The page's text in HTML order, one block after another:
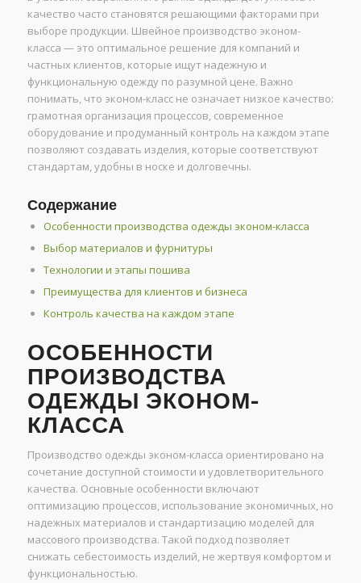
качество часто становятся решающими факторами при
выборе продукции. Швейное производство эконом-
класса — это оптимальное решение для компаний и
частных клиентов, которые ищут надежную и
функциональную одежду по разумной цене. Важно
понимать, что эконом-класс не означает низкое качество:
грамотная организация процессов, современное
оборудование и продуманный контроль на каждом этапе
позволяют создавать изделия, которые соответствуют
стандартам, удобны в носке и долговечны.
Содержание
Особенности производства одежды эконом-класса
Выбор материалов и фурнитуры
Технологии и этапы пошива
Преимущества для клиентов и бизнеса
Контроль качества на каждом этапе
ОСОБЕННОСТИ
ПРОИЗВОДСТВА
ОДЕЖДЫ ЭКОНОМ-
КЛАССА
Производство одежды эконом-класса ориентировано на
сочетание доступной стоимости и удовлетворительного
качества. Основные особенности включают
оптимизацию процессов, использование экономичных, но
надежных материалов и стандартизацию моделей для
массового производства. Такой подход позволяет
снижать себестоимость изделий, не жертвуя комфортом и
функциональностью.